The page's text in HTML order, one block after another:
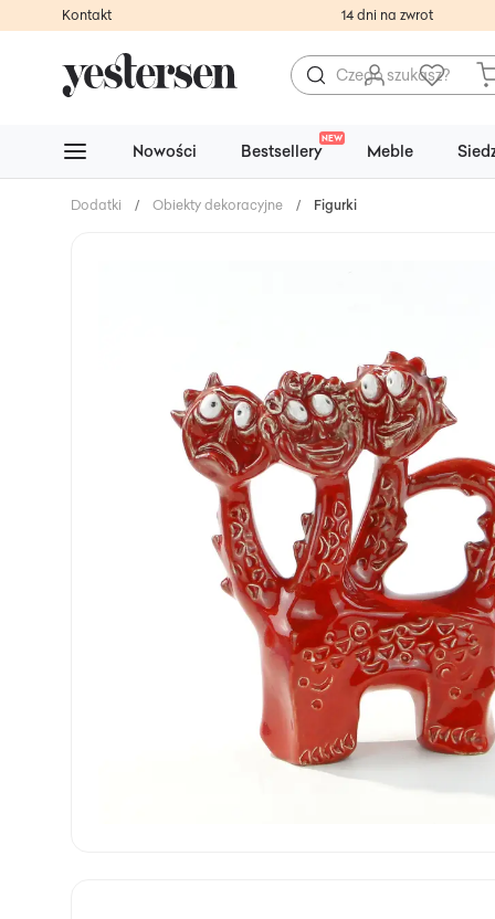
Kontakt 14 dni na zwrot
Nowości Bestsellery
NEW
Meble
Dodatki / Obiekty dekoracyjne / Figurki